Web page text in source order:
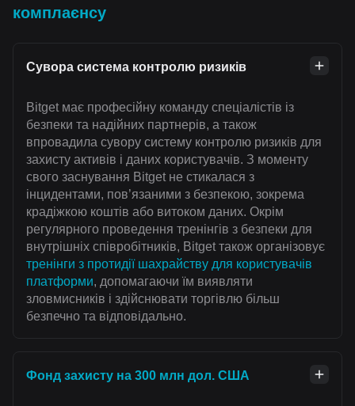
комплаєнсу
Сувора система контролю ризиків
Bitget має професійну команду спеціалістів із
безпеки та надійних партнерів, а також
впровадила сувору систему контролю ризиків для
захисту активів і даних користувачів. З моменту
свого заснування Bitget не стикалася з
інцидентами, пов’язаними з безпекою, зокрема
крадіжкою коштів або витоком даних. Окрім
регулярного проведення тренінгів з безпеки для
внутрішніх співробітників, Bitget також організовує
тренінги з протидії шахрайству для користувачів
платформи, допомагаючи їм виявляти
зловмисників і здійснювати торгівлю більш
безпечно та відповідально.
Фонд захисту на 300 млн дол. США